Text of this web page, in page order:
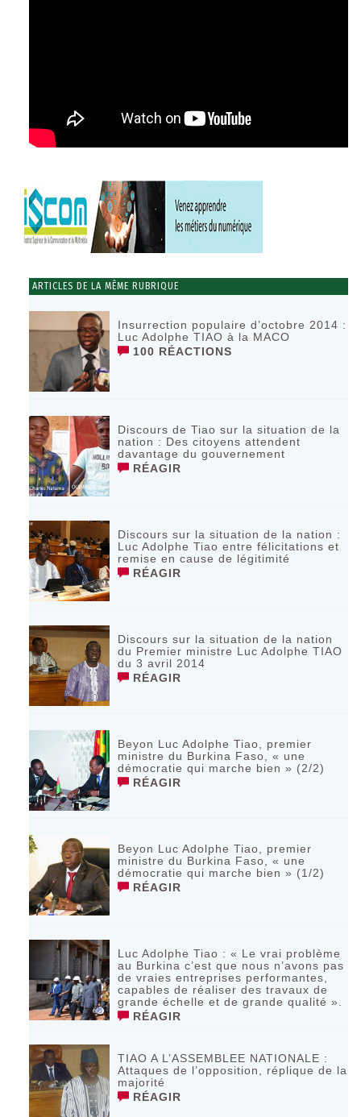
ARTICLES DE LA MÊME RUBRIQUE
Insurrection populaire d’octobre 2014 :
Luc Adolphe TIAO à la MACO
100 RÉACTIONS
Discours de Tiao sur la situation de la
nation : Des citoyens attendent
davantage du gouvernement
RÉAGIR
Discours sur la situation de la nation :
Luc Adolphe Tiao entre félicitations et
remise en cause de légitimité
RÉAGIR
Discours sur la situation de la nation
du Premier ministre Luc Adolphe TIAO
du 3 avril 2014
RÉAGIR
Beyon Luc Adolphe Tiao, premier
ministre du Burkina Faso, « une
démocratie qui marche bien » (2/2)
RÉAGIR
Beyon Luc Adolphe Tiao, premier
ministre du Burkina Faso, « une
démocratie qui marche bien » (1/2)
RÉAGIR
Luc Adolphe Tiao : « Le vrai problème
au Burkina c’est que nous n’avons pas
de vraies entreprises performantes,
capables de réaliser des travaux de
grande échelle et de grande qualité ».
RÉAGIR
TIAO A L’ASSEMBLEE NATIONALE :
Attaques de l’opposition, réplique de la
majorité
RÉAGIR